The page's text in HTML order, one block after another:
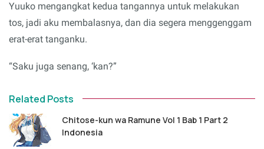
Yuuko mengangkat kedua tangannya untuk melakukan
tos, jadi aku membalasnya, dan dia segera menggenggam
erat-erat tanganku.
“Saku juga senang, ‘kan?”
Related Posts
Chitose-kun wa Ramune Vol 1 Bab 1 Part 2
Indonesia